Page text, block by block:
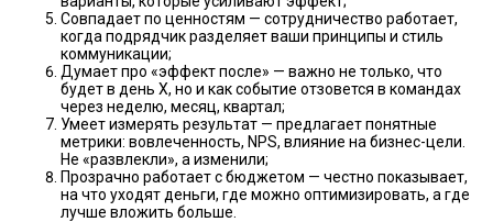
Совпадает по ценностям — сотрудничество работает,
когда подрядчик разделяет ваши принципы и стиль
коммуникации;
Думает про «эффект после» — важно не только, что
будет в день Х, но и как событие отзовется в командах
через неделю, месяц, квартал;
Умеет измерять результат — предлагает понятные
метрики: вовлеченность, NPS, влияние на бизнес-цели.
Не «развлекли», а изменили;
Прозрачно работает с бюджетом — честно показывает,
на что уходят деньги, где можно оптимизировать, а где
лучше вложить больше.